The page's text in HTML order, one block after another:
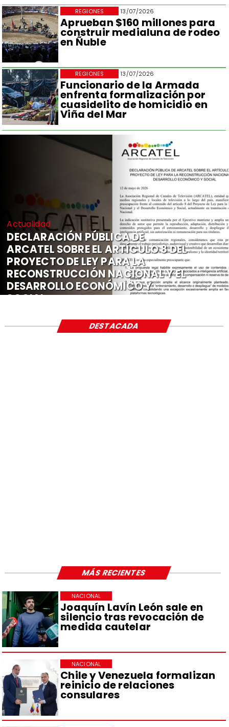
13/07/2026
Aprueban $160 millones para
construir medialuna de rodeo
en Ñuble
REGIONES
13/07/2026
Funcionario de la Armada
enfrenta formalización por
cuasidelito de homicidio en
Viña del Mar
REGIONES
Actualidad
DECLARACIÓN PÚBLICA DE
ARCATEL SOBRE EL ARTÍCULO 8 DEL
PROYECTO DE LEY PARA LA
RECONSTRUCCIÓN NACIONAL Y EL
DESARROLLO ECONÓMICO Y
SOCIAL
Joaquín Lavín León sale en
silencio tras revocación de
medida cautelar
NACIONAL
Chile y Venezuela formalizan
reinicio de relaciones
consulares
NACIONAL
DESTACADA
MÁS RECIENTES